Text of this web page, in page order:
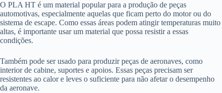
O PLA HT é um material popular para a produção de peças
automotivas, especialmente aquelas que ficam perto do motor ou do
sistema de escape. Como essas áreas podem atingir temperaturas muito
altas, é importante usar um material que possa resistir a essas
condições.
Também pode ser usado para produzir peças de aeronaves, como
interior de cabine, suportes e apoios. Essas peças precisam ser
resistentes ao calor e leves o suficiente para não afetar o desempenho
da aeronave.